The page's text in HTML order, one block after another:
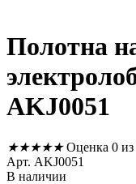
Полотна
AKJ0051
★★★★★ Оценка 0 из
Арт. AKJ0051
В наличии